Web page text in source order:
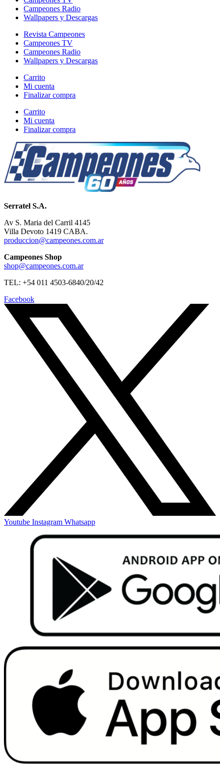
Campeones Radio
Wallpapers y Descargas
Revista Campeones
Campeones TV
Campeones Radio
Wallpapers y Descargas
Carrito
Mi cuenta
Finalizar compra
Carrito
Mi cuenta
Finalizar compra
Serratel S.A.
Av S. Maria del Carril 4145
Villa Devoto 1419 CABA.
produccion@campeones.com.ar
Campeones Shop
shop@campeones.com.ar
TEL: +54 011 4503-6840/20/42
Facebook
Youtube Instagram Whatsapp